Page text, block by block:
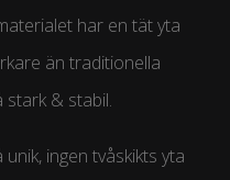
har en tät yta
än traditionella
stark & stabil.
ingen tvåskikts yta